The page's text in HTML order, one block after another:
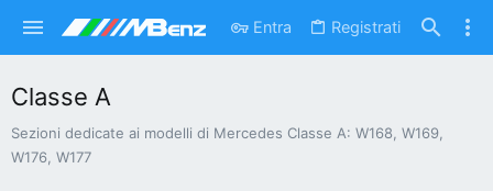
Entra Registrati
Classe A
Sezioni dedicate ai modelli di Mercedes Classe A: W168, W169,
W176, W177